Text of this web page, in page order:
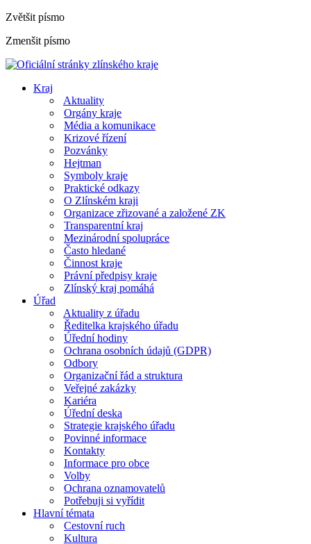
Zvětšit písmo
Zmenšit písmo
Kraj
Aktuality
Orgány kraje
Média a komunikace
Krizové řízení
Pozvánky
Hejtman
Symboly kraje
Praktické odkazy
O Zlínském kraji
Organizace zřizované a založené ZK
Transparentní kraj
Mezinárodní spolupráce
Často hledané
Činnost kraje
Právní předpisy kraje
Zlínský kraj pomáhá
Úřad
Aktuality z úřadu
Ředitelka krajského úřadu
Úřední hodiny
Ochrana osobních údajů (GDPR)
Odbory
Organizační řád a struktura
Veřejné zakázky
Kariéra
Úřední deska
Strategie krajského úřadu
Povinné informace
Kontakty
Informace pro obce
Volby
Ochrana oznamovatelů
Potřebuji si vyřídit
Hlavní témata
Cestovní ruch
Kultura